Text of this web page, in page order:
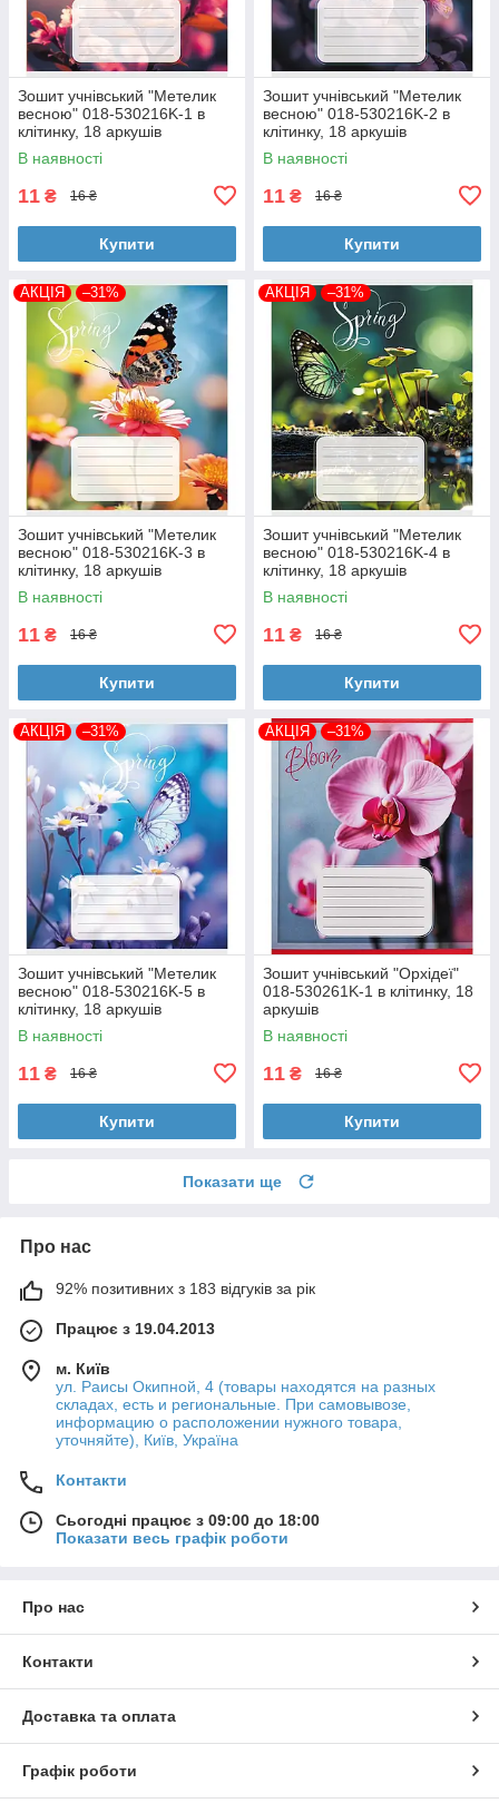
Зошит учнівський "Метелик
весною" 018-530216K-1 в
клітинку, 18 аркушів
В наявності
11 ₴ 16 ₴
Купити
Зошит учнівський "Метелик
весною" 018-530216K-2 в
клітинку, 18 аркушів
В наявності
11 ₴ 16 ₴
Купити
АКЦІЯ –31%
Зошит учнівський "Метелик
весною" 018-530216K-3 в
клітинку, 18 аркушів
В наявності
11 ₴ 16 ₴
Купити
АКЦІЯ –31%
Зошит учнівський "Метелик
весною" 018-530216K-4 в
клітинку, 18 аркушів
В наявності
11 ₴ 16 ₴
Купити
АКЦІЯ –31%
Зошит учнівський "Метелик
весною" 018-530216K-5 в
клітинку, 18 аркушів
В наявності
11 ₴ 16 ₴
Купити
АКЦІЯ –31%
Зошит учнівський "Орхідеї"
018-530261K-1 в клітинку, 18
аркушів
В наявності
11 ₴ 16 ₴
Купити
Показати ще
Про нас
92% позитивних з 183 відгуків за рік
Працює з 19.04.2013
м. Київ
ул. Раисы Окипной, 4 (товары находятся на разных
складах, есть и региональные. При самовывозе,
информацию о расположении нужного товара,
уточняйте), Київ, Україна
Контакти
Сьогодні працює з 09:00 до 18:00
Показати весь графік роботи
Про нас
Контакти
Доставка та оплата
Графік роботи